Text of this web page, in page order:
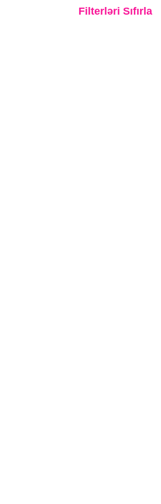
Gəlin buketləri
Filterləri Sıfırla